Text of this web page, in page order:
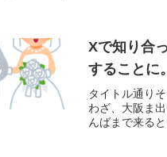
Xで知り合
することに。
タイトル通り
わざ、大阪ま
んばまで来る